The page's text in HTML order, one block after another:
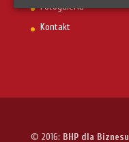
Fotogaleria
Kontakt
© 2016: BHP dla Biznesu